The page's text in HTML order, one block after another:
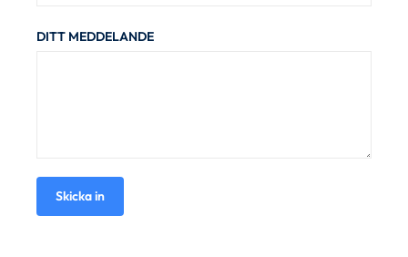
DITT MEDDELANDE
Skicka in